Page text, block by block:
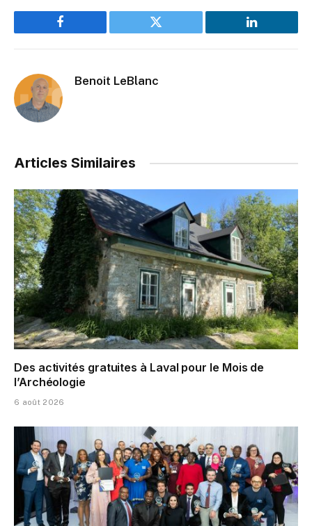
Facebook Twitter LinkedIn
Benoit LeBlanc
Articles Similaires
Des activités gratuites à Laval pour le Mois de
l’Archéologie
6 août 2026